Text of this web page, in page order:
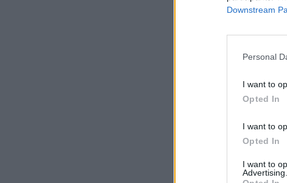
Downstream
Personal
I want to
Opted In
I want to
Opted In
I want to
Advertising.